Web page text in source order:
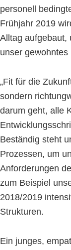
personell
Frühjahr 2019
Alltag aufgebaut,
unser
„Fit für die
sondern
darum geht, alle
Beständig steht
Prozessen, um
Anforderungen
zum Beispiel
2018/2019
Strukturen.
Ein junges,